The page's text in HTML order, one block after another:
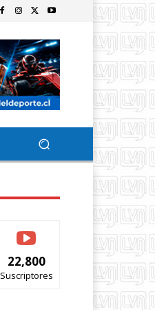
22,800
Suscriptores